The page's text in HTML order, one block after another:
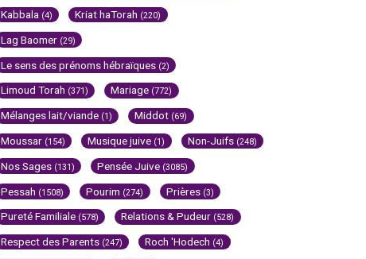
Kabbala (4) Kriat haTorah (220)
Lag Baomer (29)
Le sens des prénoms hébraïques (2)
Limoud Torah (371) Mariage (772)
Mélanges lait/viande (1) Middot (69)
Moussar (154) Musique juive (1) Non-Juifs (248)
Nos Sages (131) Pensée Juive (3085)
Pessah (1508) Pourim (274) Prières (3)
Pureté Familiale (578) Relations & Pudeur (528)
Respect des Parents (247) Roch 'Hodech (4)